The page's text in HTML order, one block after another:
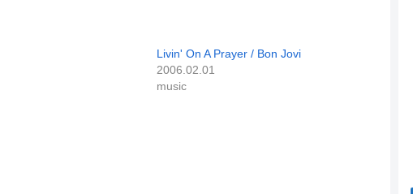
Livin' On A Prayer / Bon Jovi
2006.02.01
music